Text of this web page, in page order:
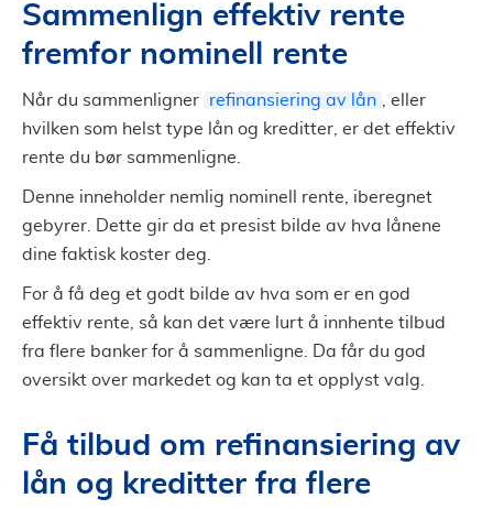
Sammenlign effektiv rente
fremfor nominell rente
Når du sammenligner refinansiering av lån
, eller
hvilken som helst type lån og kreditter, er det effektiv
rente du bør sammenligne.
Denne inneholder nemlig nominell rente, iberegnet
gebyrer. Dette gir da et presist bilde av hva lånene
dine faktisk koster deg.
For å få deg et godt bilde av hva som er en god
effektiv rente, så kan det være lurt å innhente tilbud
fra flere banker for å sammenligne. Da får du god
oversikt over markedet og kan ta et opplyst valg.
Få tilbud om refinansiering av
lån og kreditter fra flere